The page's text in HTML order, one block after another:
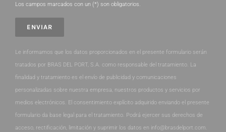
Los campos marcados con un (*) son obligatorios.
Le informamos que los datos proporcionados en el presente formulario serán
tratados por BRAS DEL PORT, S.A. como responsable del tratamiento. La
finalidad y tratamiento es el envío de publicidad y comunicaciones
personalizadas sobre nuestra empresa, nuestros productos y servicios por
medios electrónicos. El consentimiento explícito adquirido enviando el presente
formulario da base legal para el tratamiento. Podrá ejercer sus derechos de
acceso, rectificación, limitación y suprimir los datos en info@brasdelport.com.